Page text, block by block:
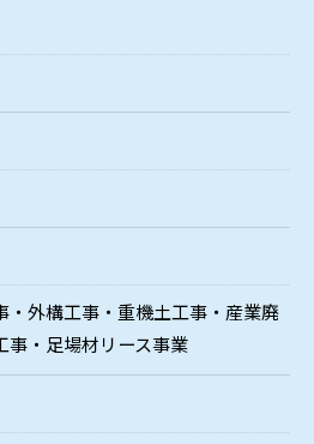
外構工事・重機土工事・産業廃
・足場材リース事業